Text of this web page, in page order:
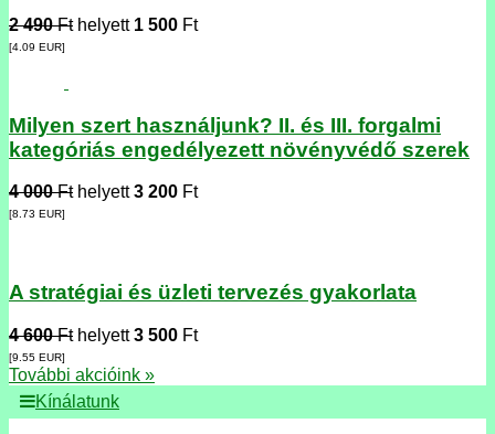
2 490 Fthelyett 1 500 Ft
[4.09 EUR]
Milyen szert használjunk? II. és III. forgalmi
kategóriás engedélyezett növényvédő szerek
4 000 Fthelyett3 200 Ft
[8.73 EUR]
A stratégiai és üzleti tervezés gyakorlata
4 600 Fthelyett3 500 Ft
[9.55 EUR]
További akcióink »
Kínálatunk